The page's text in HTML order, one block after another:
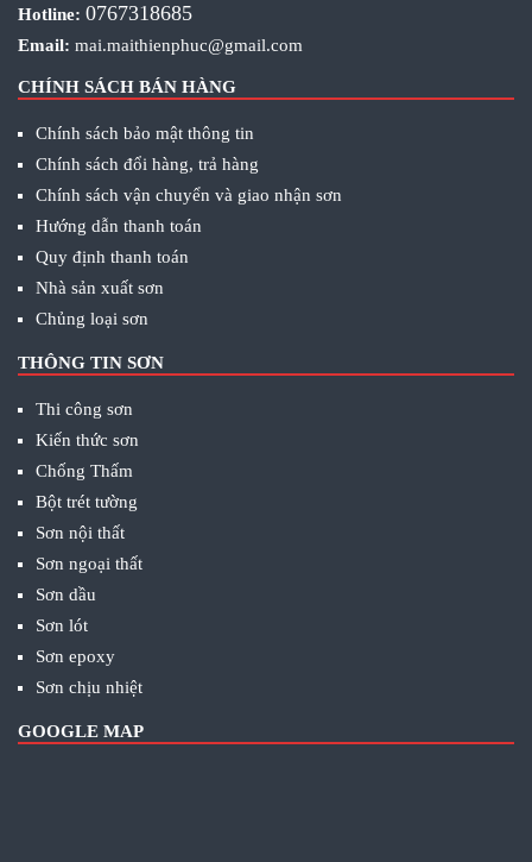
Hotline: 0767318685
Email: mai.maithienphuc@gmail.com
CHÍNH SÁCH BÁN HÀNG
Chính sách bảo mật thông tin
Chính sách đổi hàng, trả hàng
Chính sách vận chuyển và giao nhận sơn
Hướng dẫn thanh toán
Quy định thanh toán
Nhà sản xuất sơn
Chủng loại sơn
THÔNG TIN SƠN
Thi công sơn
Kiến thức sơn
Chống Thấm
Bột trét tường
Sơn nội thất
Sơn ngoại thất
Sơn dầu
Sơn lót
Sơn epoxy
Sơn chịu nhiệt
GOOGLE MAP